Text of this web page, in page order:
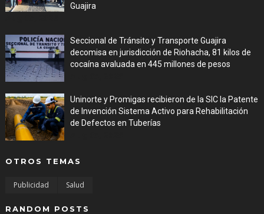
Guajira
Seccional de Tránsito y Transporte Guajira
decomisa en jurisdicción de Riohacha, 81 kilos de
cocaína avaluada en 445 millones de pesos
Uninorte y Promigas recibieron de la SIC la Patente
de Invención Sistema Activo para Rehabilitación
de Defectos en Tuberías
OTROS TEMAS
Publicidad Salud
RANDOM POSTS